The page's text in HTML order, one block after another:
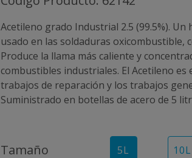
Acetileno grado Industrial 2.5 (99.5%).
usado en las soldaduras oxicombustible,
Produce la llama más caliente y
combustibles industriales. El Acetileno
trabajos de reparación y los trabajos
Suministrado en botellas de acero de 5
Tamaño 5L 10L